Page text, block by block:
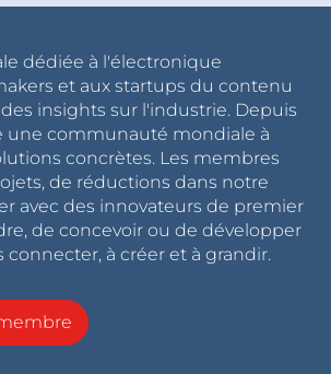
dédiée à l'électronique
et aux startups du contenu
insights sur l'industrie. Depuis
une communauté mondiale à
concrètes. Les membres
de réductions dans notre
avec des innovateurs de premier
de concevoir ou de développer
à créer et à grandir.